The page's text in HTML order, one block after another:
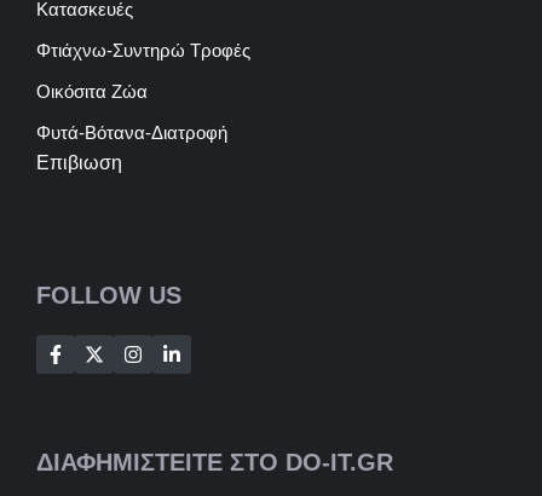
Κατασκευές
Φτιάχνω-Συντηρώ Τροφές
Οικόσιτα Ζώα
Φυτά-Βότανα-Διατροφή
Επιβιωση
FOLLOW US
ΔΙΑΦΗΜΙΣΤΕΙΤΕ ΣΤΟ DO-IT.GR